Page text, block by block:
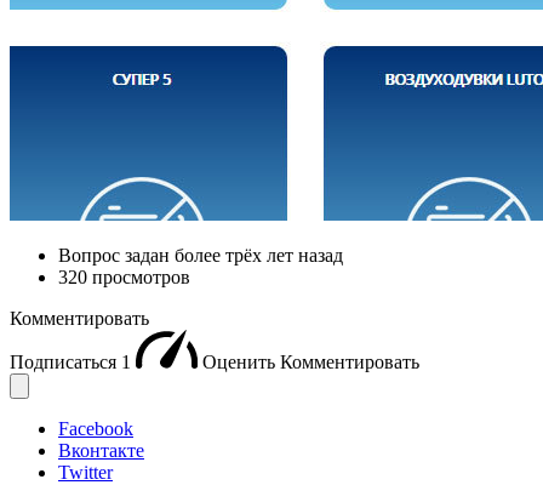
Вопрос задан более трёх лет назад
320 просмотров
Комментировать
Подписаться 1 Оценить Комментировать
Facebook
Вконтакте
Twitter